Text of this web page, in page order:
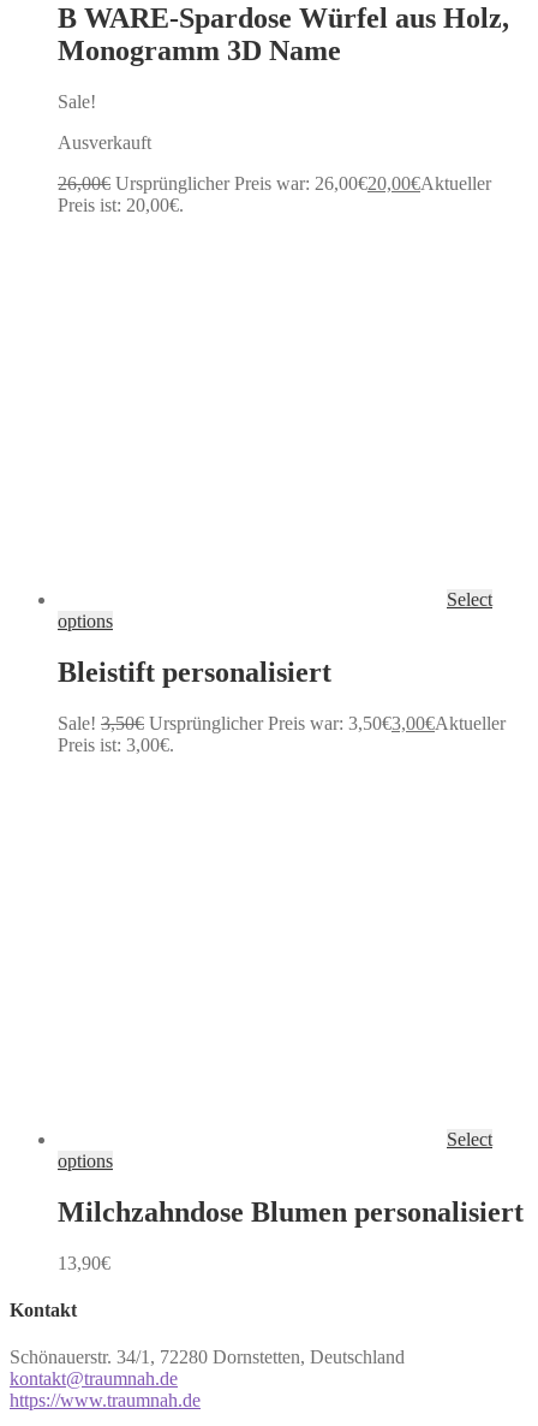
B WARE-Spardose Würfel aus Holz,
Monogramm 3D Name
Sale!
Ausverkauft
26,00€ Ursprünglicher Preis war: 26,00€20,00€Aktueller
Preis ist: 20,00€.
Select
options
Bleistift personalisiert
Sale! 3,50€ Ursprünglicher Preis war: 3,50€3,00€Aktueller
Preis ist: 3,00€.
Select
options
Milchzahndose Blumen personalisiert
13,90€
Kontakt
Schönauerstr. 34/1, 72280 Dornstetten, Deutschland
kontakt@traumnah.de
https://www.traumnah.de